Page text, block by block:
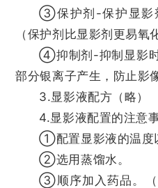
③保护剂-保护显影
（保护剂比显影剂更易氧
④抑制剂-抑制显影
部分银离子产生，防止影
3.显影液配方（略）
4.显影液配置的注意
①配置显影液的温度
②选用蒸馏水。
③顺序加入药品。（